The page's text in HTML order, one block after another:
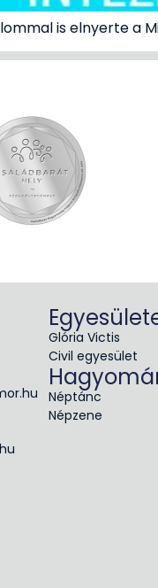
is elnyerte
Glória Victis
Civil egyesület
Néptánc
Népzene